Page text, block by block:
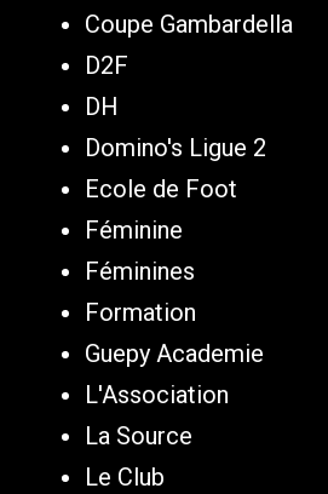
Coupe Gambardella
D2F
DH
Domino's Ligue 2
Ecole de Foot
Féminine
Féminines
Formation
Guepy Academie
L'Association
La Source
Le Club